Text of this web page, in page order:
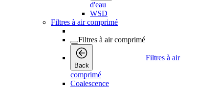
d'eau
WSD
Filtres à air comprimé
Filtres à air comprimé
Back
Filtres à air
comprimé
Coalescence